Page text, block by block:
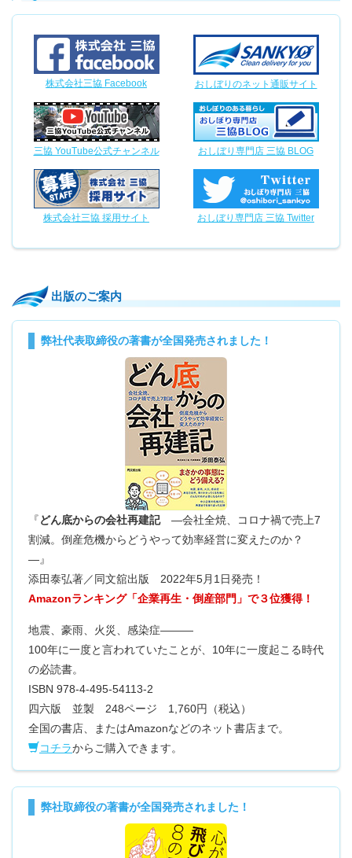
株式会社三協 Facebook おしぼりのネット通販サイト
三協 YouTube公式チャンネル おしぼり専門店 三協 BLOG
株式会社三協 採用サイト おしぼり専門店 三協 Twitter
出版のご案内
弊社代表取締役の著書が全国発売されました！
『どん底からの会社再建記―会社全焼、コロナ禍で売上7
割減。倒産危機からどうやって効率経営に変えたのか？
―』
添田泰弘著／同文舘出版 2022年5月1日発売！
Amazonランキング「企業再生・倒産部門」で３位獲得！
地震、豪雨、火災、感染症―――
100年に一度と言われていたことが、10年に一度起こる時代
の必読書。
ISBN 978-4-495-54113-2
四六版 並製 248ページ 1,760円（税込）
全国の書店、またはAmazonなどのネット書店まで。
コチラからご購入できます。
弊社取締役の著書が全国発売されました！